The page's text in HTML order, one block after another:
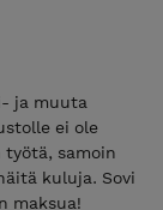
ja muuta
ei ole
työtä, samoin
kuluja. Sovi
maksua!